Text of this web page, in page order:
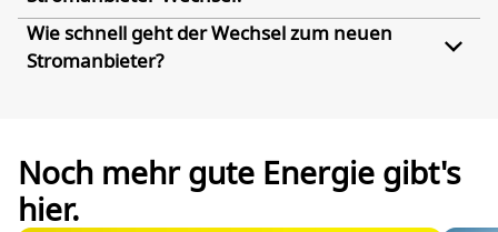
Wie schnell geht der Wechsel zum neuen
Stromanbieter?
Noch mehr gute Energie gibt's
hier.